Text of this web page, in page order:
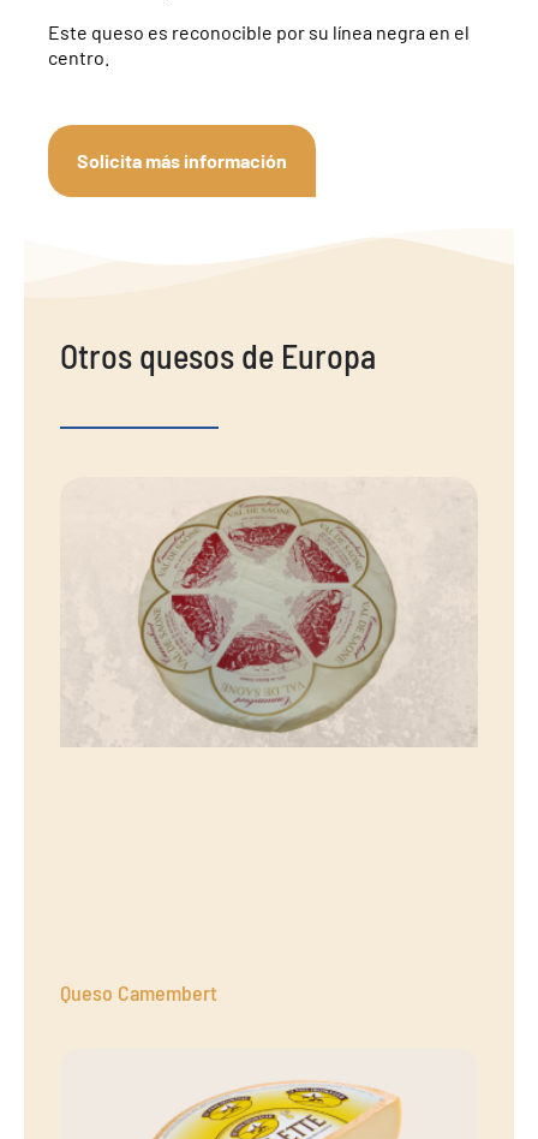
Este queso es reconocible por su línea negra en el
centro.
Solicita más información
Otros quesos de Europa
Queso Camembert